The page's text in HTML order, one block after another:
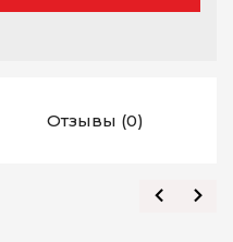
Отзывы (0)